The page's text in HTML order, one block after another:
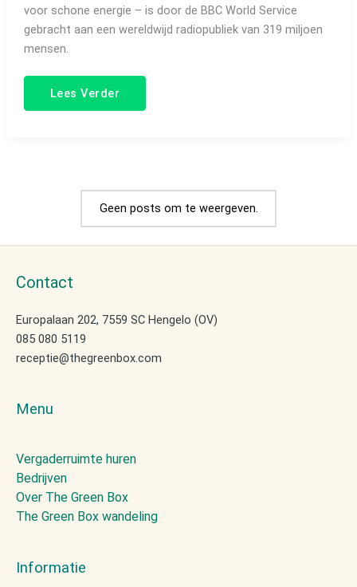
voor schone energie – is door de BBC World Service
gebracht aan een wereldwijd radiopubliek van 319 miljoen
mensen.
Lees Verder
Geen posts om te weergeven.
Contact
Europalaan 202, 7559 SC Hengelo (OV)
085 080 5119
receptie@thegreenbox.com
Menu
Vergaderruimte huren
Bedrijven
Over The Green Box
The Green Box wandeling
Informatie